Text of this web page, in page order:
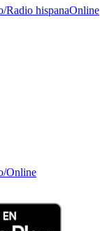
Radio hispanaOnline
Online